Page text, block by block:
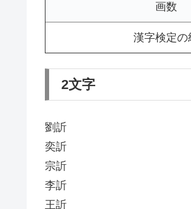
画数
漢字検定の
2文字
劉訢
奕訢
宗訢
李訢
王訢